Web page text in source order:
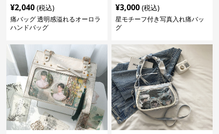
¥2,040 (税込)
痛バッグ 透明感溢れるオーロラ
ハンドバッグ
¥3,000 (税込)
星モチーフ付き写真入れ痛バッ
グ